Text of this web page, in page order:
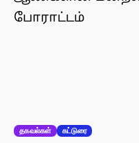
தகவல்கள் கட்டுரை